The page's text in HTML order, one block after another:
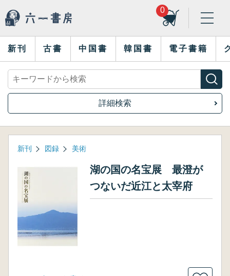
0
新刊 古書 中国書 韓国書 電子書籍
詳細検索
新刊 図録 美術
湖の国の名宝展 最澄が
つないだ近江と太宰府